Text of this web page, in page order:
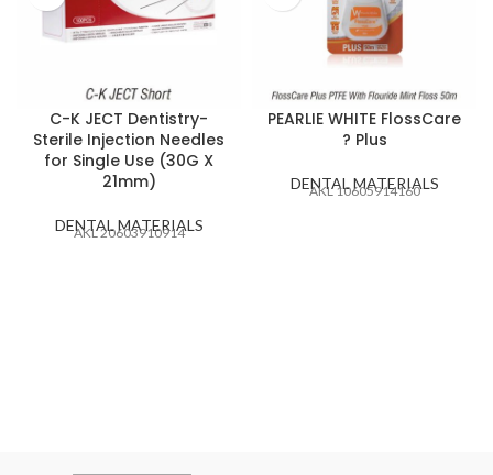
C-K JECT Dentistry-
Sterile Injection Needles
for Single Use (30G X
21mm)
DENTAL MATERIALS
AKL 20603910914
PEARLIE WHITE FlossCare
? Plus
DENTAL MATERIALS
AKL 10605914160